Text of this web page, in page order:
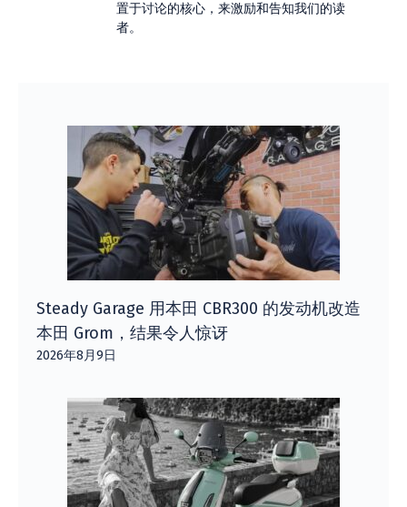
置于讨论的核心，来激励和告知我们的读
者。
Steady Garage 用本田 CBR300 的发动机改造
本田 Grom，结果令人惊讶
2026年8月9日